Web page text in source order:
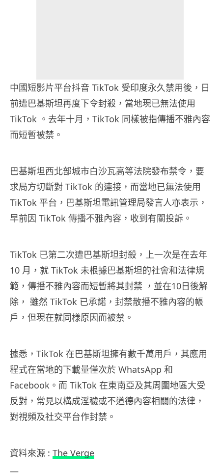
中國短影片平台抖音 TikTok 受印度永久禁用後，日
前遭巴基斯坦再度下令封殺，當地現已無法使用
TikTok 。去年十月，TikTok 同樣被指傳播不雅內容
而短暫被禁。
巴基斯坦西北部城市白沙瓦高等法院發布禁令，要
求局方切斷對 TikTok 的連接，而當地已無法使用
TikTok 平台，巴基斯坦電訊管理局發言人亦表示，
早前因 TikTok 傳播不雅內容，收到有關投訴。
TikTok 已第二次遭巴基斯坦封殺，上一次是在去年
10 月，就 TikTok 未根據巴基斯坦的社會和法律規
範，傳播不雅內容而短暫將其封禁 ，並在10日後解
除， 雖然 TikTok 已承諾，封禁散播不雅內容的帳
戶，但現在就同樣原因而被禁。
據悉，TikTok 在巴基斯坦擁有數千萬用戶，其應用
程式在當地的下載量僅次於 WhatsApp 和
Facebook。而 TikTok 在東南亞及其周圍地區大受
反對，常見以構成淫穢或不道德內容相關的法律，
對視頻及社交平台作封禁。
資料來源 : The Verge